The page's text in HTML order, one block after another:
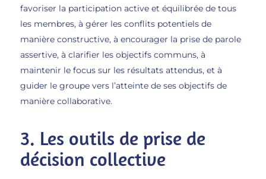
favoriser la participation active et équilibrée de tous
les membres, à gérer les conflits potentiels de
manière constructive, à encourager la prise de parole
assertive, à clarifier les objectifs communs, à
maintenir le focus sur les résultats attendus, et à
guider le groupe vers l’atteinte de ses objectifs de
manière collaborative.
3. Les outils de prise de
décision collective